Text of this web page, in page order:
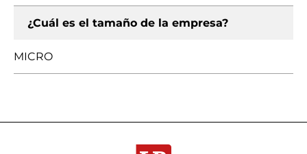
¿Cuál es el tamaño de la empresa?
MICRO